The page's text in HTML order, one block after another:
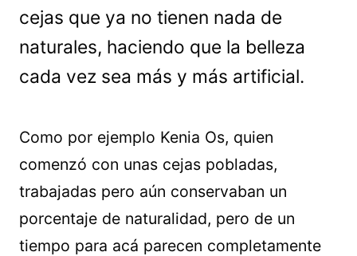
cejas que ya no tienen nada de
naturales, haciendo que la belleza
cada vez sea más y más artificial.
Como por ejemplo Kenia Os, quien
comenzó con unas cejas pobladas,
trabajadas pero aún conservaban un
porcentaje de naturalidad, pero de un
tiempo para acá parecen completamente